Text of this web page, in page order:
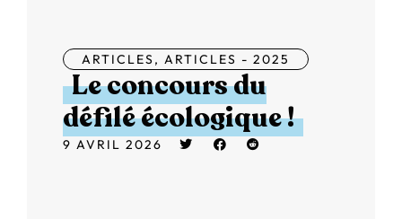
ARTICLES, ARTICLES - 2025
Le concours du
défilé écologique !
9 AVRIL 2026